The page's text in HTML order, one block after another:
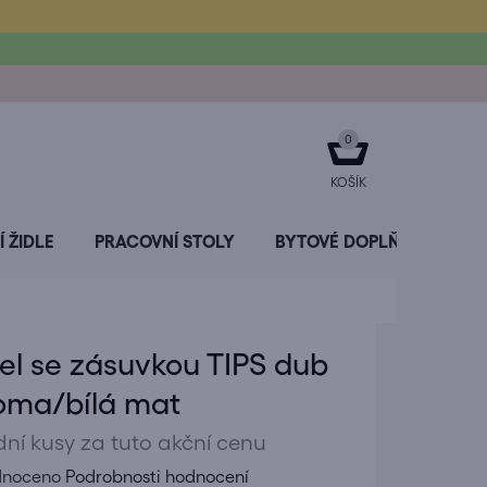
NÁKUPNÍ
KOŠÍK
ŽIDLE PRACOVNÍ STOLY BYTOVÉ DOPLŇKY
se zásuvkou TIPS dub
bílá mat
kusy za tuto akční cenu
Podrobnosti hodnocení